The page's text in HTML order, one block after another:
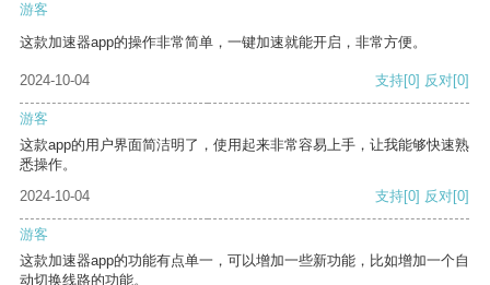
游客
这款加速器app的操作非常简单，一键加速就能开启，非常方便。
2024-10-04 支持[0] 反对[0]
游客
这款app的用户界面简洁明了，使用起来非常容易上手，让我能够快速熟
悉操作。
2024-10-04
支持[0] 反对[0]
游客
这款加速器app的功能有点单一，可以增加一些新功能，比如增加一个自
动切换线路的功能。